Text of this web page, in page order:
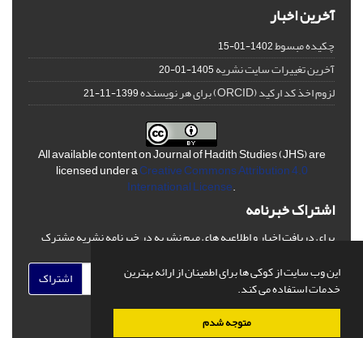
این وب سایت از کوکی ها برای اطمینان از ارائه بهترین
خدمات استفاده می کند.
متوجه شدم
آخرین اخبار
چکیده مبسوط1402-01-15
آخرین تغییرات سایت نشریه1405-01-20
لزوم اخذ کد ارکید (ORCID) برای هر نویسنده 1399-11-21
All available content on Journal of Hadith Studies (JHS) are
licensed under aCreative Commons Attribution 4.0
International License.
اشتراک خبرنامه
برای دریافت اخبار و اطلاعیه های مهم نشریه در خبرنامه نشریه مشترک
اشتراک